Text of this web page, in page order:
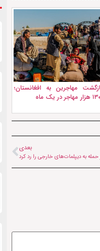
مهاجرین به افغانستان؛
بعدی
به دیپلمات‌های خارجی را رد کرد